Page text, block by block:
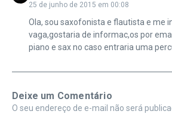
25 de junho de 2015 em 00:08
Ola, sou saxofonista e flautista e me
vaga,gostaria de informac,os por
piano e sax no caso entraria uma
Deixe um Comentário
O seu endereço de e-mail não será